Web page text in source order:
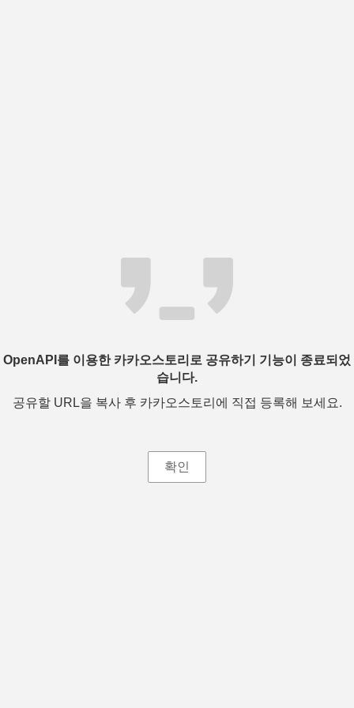
OpenAPI를 이용한 카카오스토리로 공유하기 기능이 종료되었
습니다.
공유할 URL을 복사 후 카카오스토리에 직접 등록해 보세요.
확인